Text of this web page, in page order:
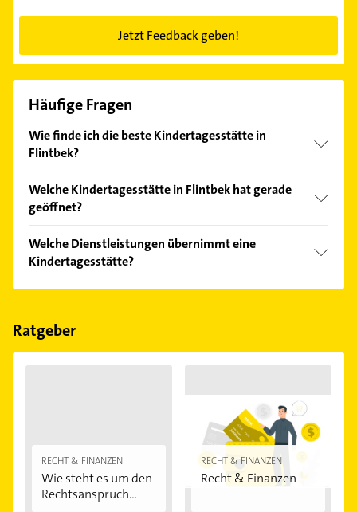
Jetzt Feedback geben!
Häufige Fragen
Wie finde ich die beste Kindertagesstätte in
Flintbek?
Kundenmeinungen und profitieren Sie von den
Empfehlungen. Die Suchergebnisse können Sie sich
Welche Kindertagesstätte in Flintbek hat gerade
geöffnet?
Bitte beachten Sie, dass diese an Sonn- und
Feiertagen abweichen können.
Welche Dienstleistungen übernimmt eine
Kindertagesstätte?
Folgende Leistungen werden angeboten:
Ratgeber
RECHT & FINANZEN
Wie steht es um den
Rechtsanspruch...
RECHT & FINANZEN
Recht & Finanzen